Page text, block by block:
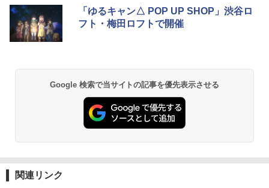
[キャンパーズコレクション 山善] ポップアッ
プテント 傘みたいに広げて畳める パッとサ
ッとサンシェード キューブ フルクローズ メ
￥6,831
PYKES PEAK (パイクスピーク) 着替えテン
ト プライバシー テント 【中が透けない】 1
人用 折りたたみ 防災グッズ 災害用トイレ ビ
易 トイレテント (グレー)
DEWEL パラソル 大型 ビーチ アウトドアパ
ラソル ガーデン サイトシート付 折りたたみ
防水 UVカット 4段階高さ調整 軽量 収納袋付
026リニューアル 急速冷凍 空間倍増 衛生的
コンパクト 保冷力長持ち
「ゆるキャン△ POP UP SHOP」渋谷ロ
フト・梅田ロフトで開催
Google 検索で当サイトの記事を優先表示させる
関連リンク